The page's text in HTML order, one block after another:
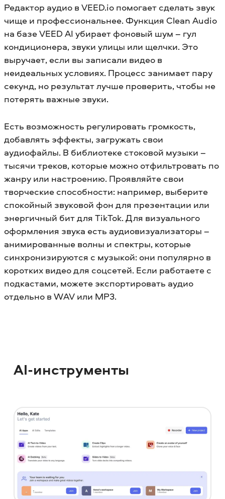
Редактор аудио в VEED.io помогает сделать звук
чище и профессиональнее. Функция Clean Audio
на базе VEED AI убирает фоновый шум – гул
кондиционера, звуки улицы или щелчки. Это
выручает, если вы записали видео в
неидеальных условиях. Процесс занимает пару
секунд, но результат лучше проверить, чтобы не
потерять важные звуки.
Есть возможность регулировать громкость,
добавлять эффекты, загружать свои
аудиофайлы. В библиотеке стоковой музыки –
тысячи треков, которые можно отфильтровать по
жанру или настроению. Проявляйте свои
творческие способности: например, выберите
спокойный звуковой фон для презентации или
энергичный бит для TikTok. Для визуального
оформления звука есть аудиовизуализаторы –
анимированные волны и спектры, которые
синхронизируются с музыкой: они популярно в
коротких видео для соцсетей. Если работаете с
подкастами, можете экспортировать аудио
отдельно в WAV или MP3.
AI-инструменты